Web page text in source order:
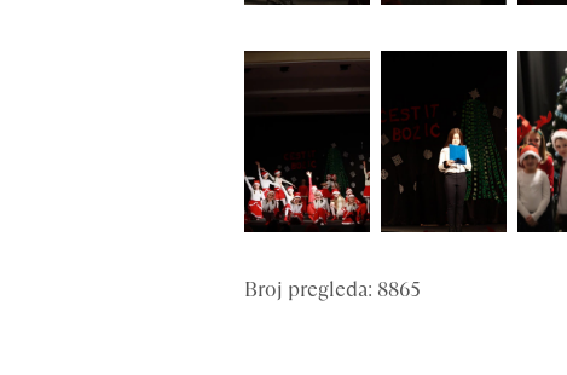
Broj pregleda: 8865